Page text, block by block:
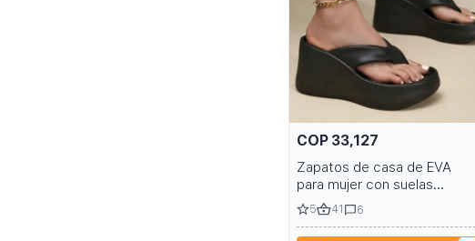
COP 33,127
Zapatos de casa de EVA
para mujer con suelas
gruesas en una variedad de
colores
5 41 6